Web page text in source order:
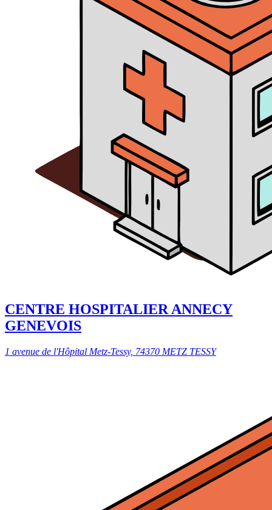
CENTRE HOSPITALIER ANNECY
GENEVOIS
1 avenue de l'Hôpital Metz-Tessy, 74370 METZ TESSY